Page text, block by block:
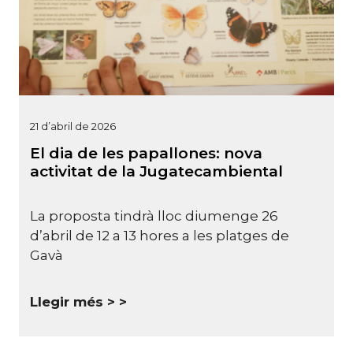
21 d’abril de 2026
El dia de les papallones: nova
activitat de la Jugatecambiental
La proposta tindrà lloc diumenge 26
d’abril de 12 a 13 hores a les platges de
Gavà
Llegir més >